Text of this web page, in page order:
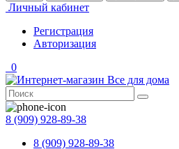
Личный кабинет
Регистрация
Авторизация
0
8 (909) 928-89-38
8 (909) 928-89-38